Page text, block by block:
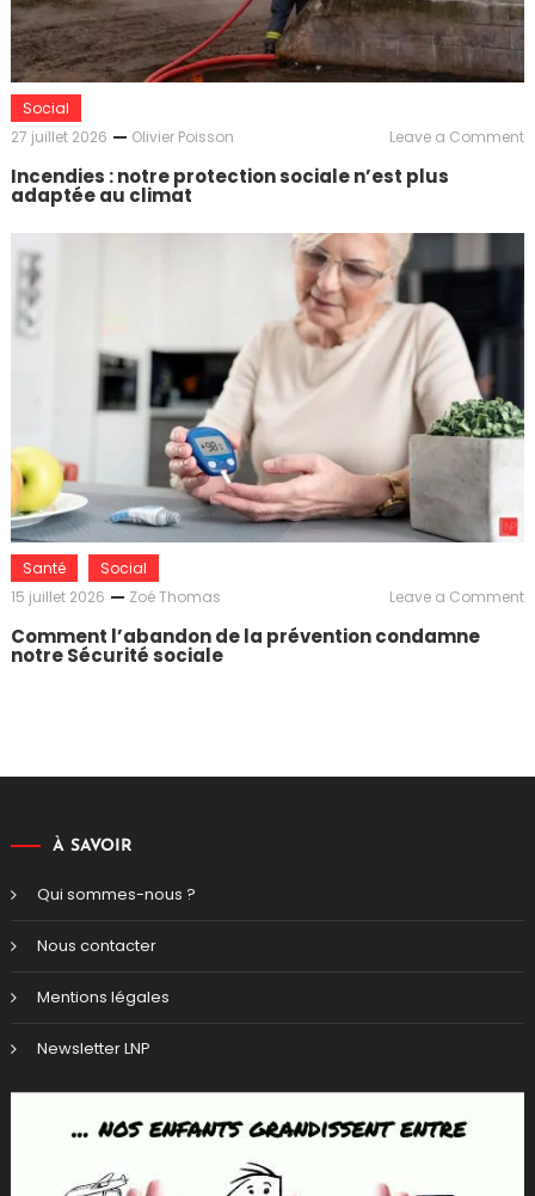
Social
27 juillet 2026
Olivier Poisson Leave a Comment
Incendies : notre protection sociale n’est plus
adaptée au climat
Santé
Social
15 juillet 2026
Zoé Thomas Leave a Comment
Comment l’abandon de la prévention condamne
notre Sécurité sociale
À SAVOIR
Qui sommes-nous ?
Nous contacter
Mentions légales
Newsletter LNP